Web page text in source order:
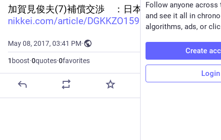
加賀見俊夫(7)補償交渉　：日本経済新聞
nikkei.com/article/DGKKZO15996
May 08, 2017, 03:41 PM·
1 boost·0quotes·0favorites
Follow anyone across
and see it all in
algorithms, ads, or
Create
Login